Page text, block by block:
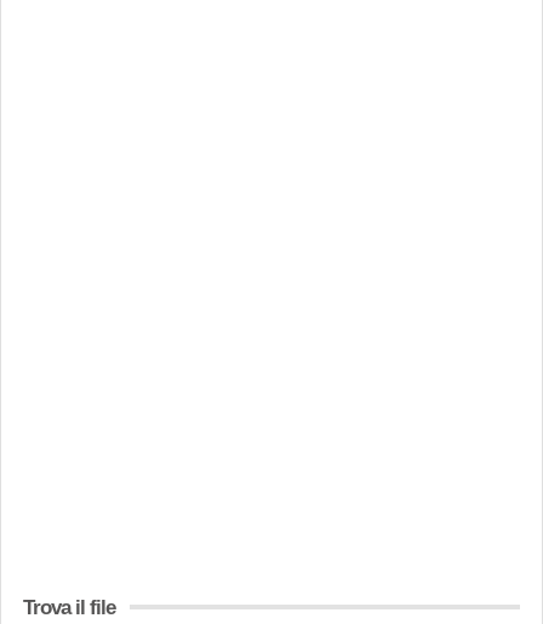
Trova il file